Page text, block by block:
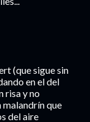
(que sigue sin
en el del
risa y no
malandrín que
del aire